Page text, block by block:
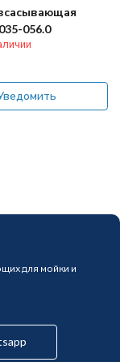
056.0
для мойки и